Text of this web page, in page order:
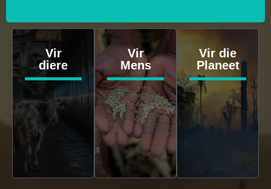
Vir
diere
Vir
Mens
Vir die
Planeet